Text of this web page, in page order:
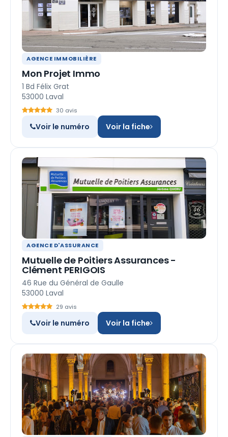
AGENCE IMMOBILIÈRE
Mon Projet Immo
1 Bd Félix Grat
53000 Laval
30 avis
Voir le numéro Voir la fiche
AGENCE D'ASSURANCE
Mutuelle de Poitiers Assurances -
Clément PERIGOIS
46 Rue du Général de Gaulle
53000 Laval
29 avis
Voir le numéro Voir la fiche